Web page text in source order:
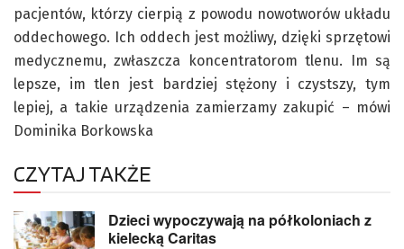
pacjentów, którzy cierpią z powodu nowotworów układu
oddechowego. Ich oddech jest możliwy, dzięki sprzętowi
medycznemu, zwłaszcza koncentratorom tlenu. Im są
lepsze, im tlen jest bardziej stężony i czystszy, tym
lepiej, a takie urządzenia zamierzamy zakupić – mówi
Dominika Borkowska
CZYTAJ TAKŻE
Dzieci wypoczywają na półkoloniach z
kielecką Caritas